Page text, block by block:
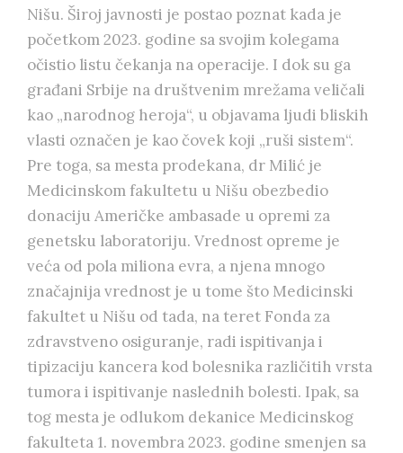
Nišu. Široj javnosti je postao poznat kada je
početkom 2023. godine sa svojim kolegama
očistio listu čekanja na operacije. I dok su ga
građani Srbije na društvenim mrežama veličali
kao „narodnog heroja“, u objavama ljudi bliskih
vlasti označen je kao čovek koji „ruši sistem“.
Pre toga, sa mesta prodekana, dr Milić je
Medicinskom fakultetu u Nišu obezbedio
donaciju Američke ambasade u opremi za
genetsku laboratoriju. Vrednost opreme je
veća od pola miliona evra, a njena mnogo
značajnija vrednost je u tome što Medicinski
fakultet u Nišu od tada, na teret Fonda za
zdravstveno osiguranje, radi ispitivanja i
tipizaciju kancera kod bolesnika različitih vrsta
tumora i ispitivanje naslednih bolesti. Ipak, sa
tog mesta je odlukom dekanice Medicinskog
fakulteta 1. novembra 2023. godine smenjen sa